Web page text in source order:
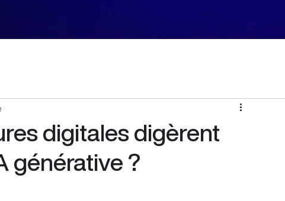
digitales digèrent
générative ?